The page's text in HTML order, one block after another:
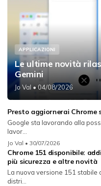
APPLICAZIONI
Le ultime novità
Gemini
Jo Val • 04/08/2026
Presto aggiornerai Chrome
Google sta lavorando alla
lavor...
Jo Val • 30/07/2026
Chrome 151 disponibile:
più sicurezza e altre novità
La nuova versione 151 stabile
distri...